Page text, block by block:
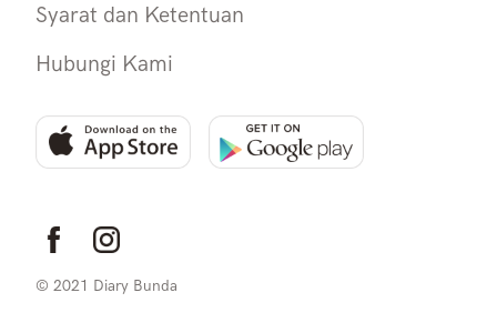
Syarat dan Ketentuan
Hubungi Kami
© 2021 Diary Bunda